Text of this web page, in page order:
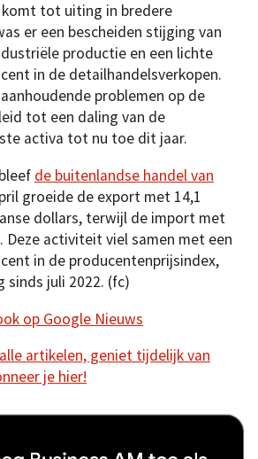
komt tot uiting in bredere
er een bescheiden stijging van
productie en een lichte
in de detailhandelsverkopen.
problemen op de
tot een daling van de
activa tot nu toe dit jaar.
de buitenlandse handel van
groeide de export met 14,1
dollars, terwijl de import met
Deze activiteit viel samen met een
in de producentenprijsindex,
juli 2022. (fc)
op Google Nieuws
artikelen, geniet tijdelijk van
je hier!